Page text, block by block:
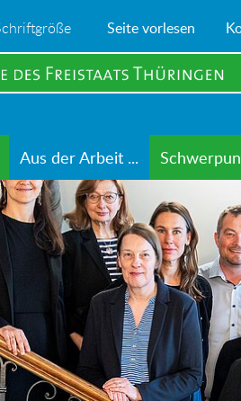
Seite vorlesen
Aus der Arbeit ...